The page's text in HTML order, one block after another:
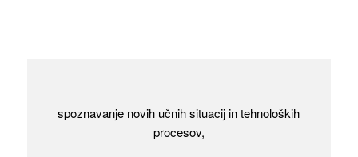
spoznavanje novih učnih situacij in tehnoloških
procesov,